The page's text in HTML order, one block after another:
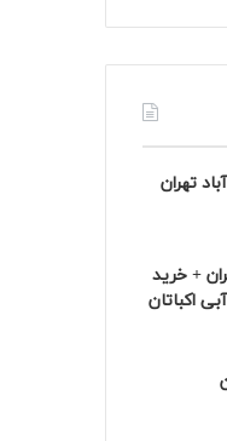
تهران
+ خرید
اکباتان